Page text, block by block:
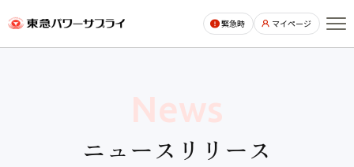
ページの本文へ
緊急時 マイページ
News
ニュースリリース